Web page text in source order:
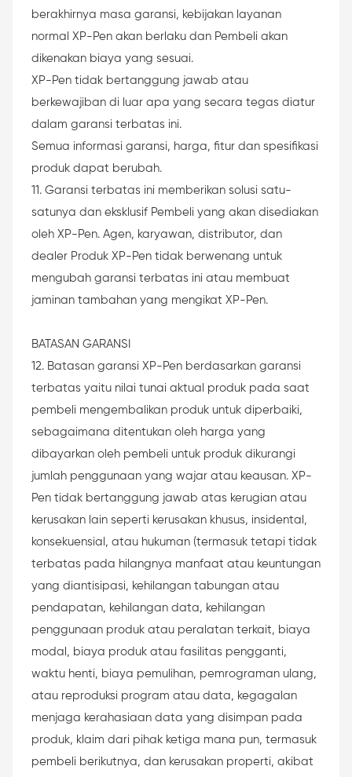
berakhirnya masa garansi, kebijakan layanan
normal XP-Pen akan berlaku dan Pembeli akan
dikenakan biaya yang sesuai.
XP-Pen tidak bertanggung jawab atau
berkewajiban di luar apa yang secara tegas diatur
dalam garansi terbatas ini.
Semua informasi garansi, harga, fitur dan spesifikasi
produk dapat berubah.
11. Garansi terbatas ini memberikan solusi satu-
satunya dan eksklusif Pembeli yang akan disediakan
oleh XP-Pen. Agen, karyawan, distributor, dan
dealer Produk XP-Pen tidak berwenang untuk
mengubah garansi terbatas ini atau membuat
jaminan tambahan yang mengikat XP-Pen.
BATASAN GARANSI
12. Batasan garansi XP-Pen berdasarkan garansi
terbatas yaitu nilai tunai aktual produk pada saat
pembeli mengembalikan produk untuk diperbaiki,
sebagaimana ditentukan oleh harga yang
dibayarkan oleh pembeli untuk produk dikurangi
jumlah penggunaan yang wajar atau keausan. XP-
Pen tidak bertanggung jawab atas kerugian atau
kerusakan lain seperti kerusakan khusus, insidental,
konsekuensial, atau hukuman (termasuk tetapi tidak
terbatas pada hilangnya manfaat atau keuntungan
yang diantisipasi, kehilangan tabungan atau
pendapatan, kehilangan data, kehilangan
penggunaan produk atau peralatan terkait, biaya
modal, biaya produk atau fasilitas pengganti,
waktu henti, biaya pemulihan, pemrograman ulang,
atau reproduksi program atau data, kegagalan
menjaga kerahasiaan data yang disimpan pada
produk, klaim dari pihak ketiga mana pun, termasuk
pembeli berikutnya, dan kerusakan properti, akibat